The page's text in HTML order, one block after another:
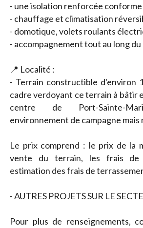
- une isolation renforcée conforme
- chauffage et climatisation
- domotique, volets roulants
- accompagnement tout au long
📍 Localité :
- Terrain constructible d'environ
cadre verdoyant ce terrain à bâtir
centre de Port-Sainte-
environnement de campagne mais
Le prix comprend : le prix de la
vente du terrain, les frais
estimation des frais de
- AUTRES PROJETS SUR LE
Pour plus de renseignements,